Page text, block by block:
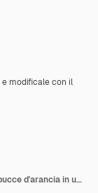
e modificale con il
Aroma vin brulè: cannella, anice stellato, bucce d'arancia in una ciotola marrone